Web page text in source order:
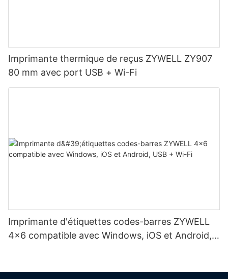
Imprimante thermique de reçus ZYWELL ZY907
80 mm avec port USB + Wi-Fi
Imprimante d'étiquettes codes-barres ZYWELL
4x6 compatible avec Windows, iOS et Android,